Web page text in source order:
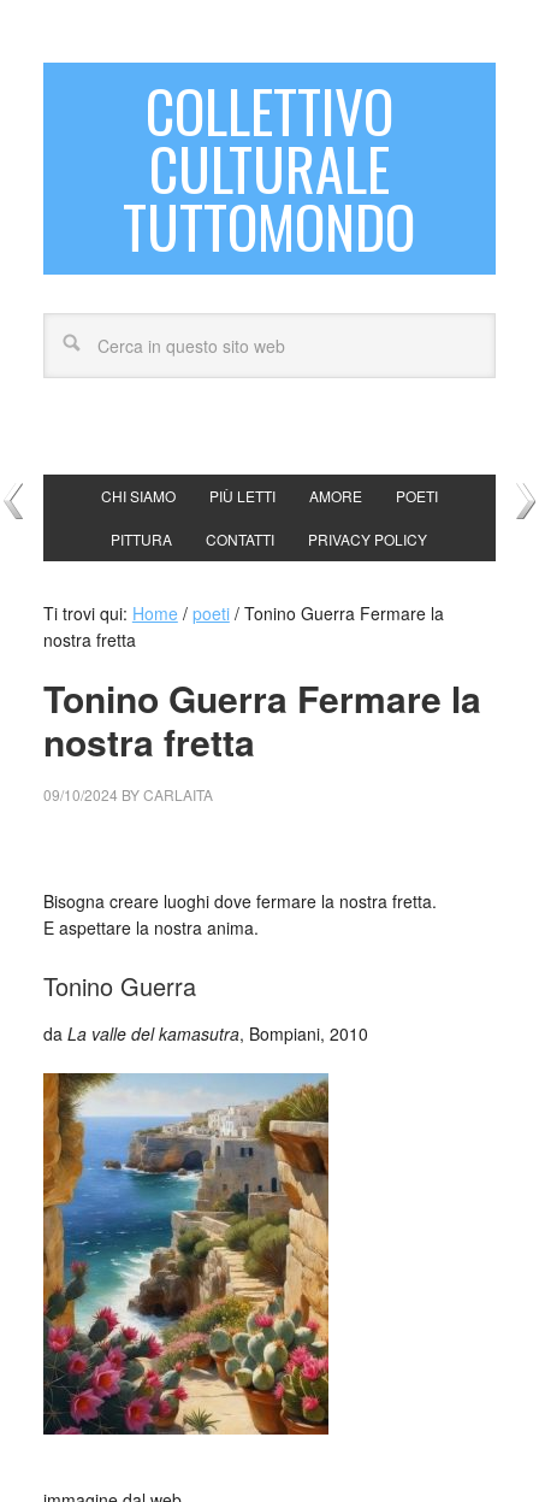
COLLETTIVO
CULTURALE
TUTTOMONDO
CHI SIAMO PIÙ LETTI AMORE POETI
PITTURA CONTATTI PRIVACY POLICY
Ti trovi qui: Home / poeti /Tonino Guerra Fermare la
nostra fretta
Tonino Guerra Fermare la
nostra fretta
09/10/2024 BYCARLAITA
Bisogna creare luoghi dove fermare la nostra fretta.
E aspettare la nostra anima.
Tonino Guerra
da La valle del kamasutra, Bompiani, 2010